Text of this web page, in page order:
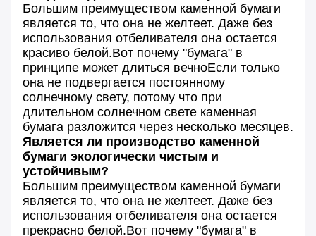
Большим преимуществом каменной бумаги
является то, что она не желтеет. Даже без
использования отбеливателя она остается
красиво белой.Вот почему "бумага" в
принципе может длиться вечноЕсли только
она не подвергается постоянному
солнечному свету, потому что при
длительном солнечном свете каменная
бумага разложится через несколько месяцев.
Является ли производство каменной
бумаги экологически чистым и
устойчивым?
Большим преимуществом каменной бумаги
является то, что она не желтеет. Даже без
использования отбеливателя она остается
прекрасно белой.Вот почему "бумага" в